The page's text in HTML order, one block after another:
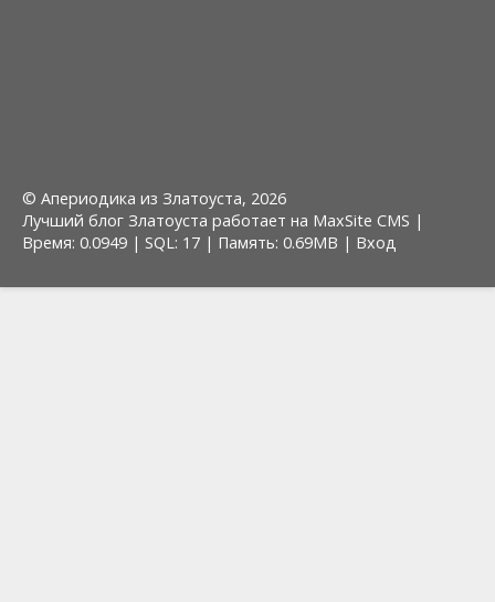
© Апериодика из Златоуста, 2026
Лучший блог Златоуста работает на MaxSite CMS |
Время: 0.0949 | SQL: 17 | Память: 0.69MB | Вход